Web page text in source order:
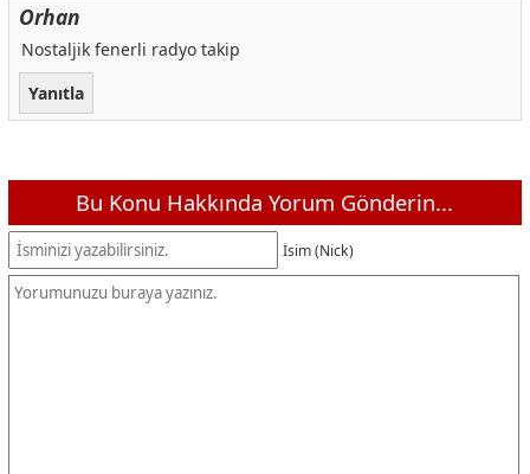
Orhan
Nostaljik fenerli radyo takip
Yanıtla
Bu Konu Hakkında Yorum Gönderin...
İsim (Nick)